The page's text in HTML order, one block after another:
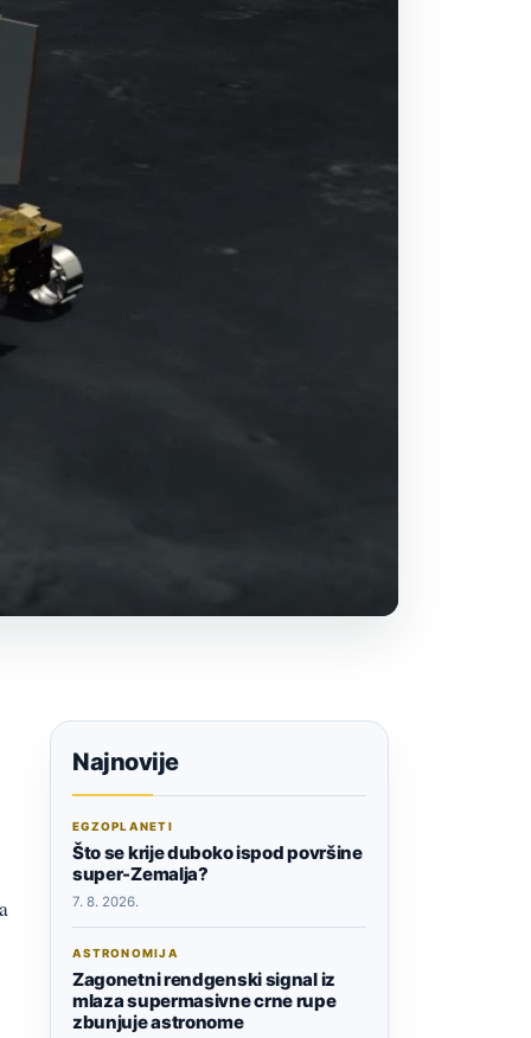
Najnovije
EGZOPLANETI
Što se krije duboko ispod površine
super-Zemalja?
7. 8. 2026.
ASTRONOMIJA
Zagonetni rendgenski signal iz
mlaza supermasivne crne rupe
zbunjuje astronome